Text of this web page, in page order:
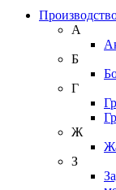
А
Б
Г
Ж
З